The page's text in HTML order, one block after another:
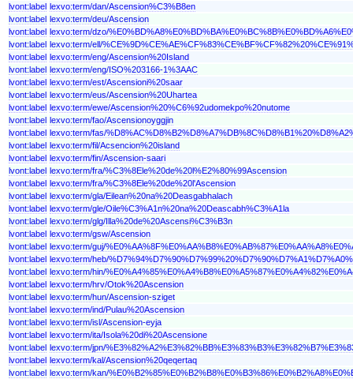
lvont:label lexvo:term/dan/Ascension%C3%B8en
lvont:label lexvo:term/deu/Ascension
lvont:label lexvo:term/dzo/
lvont:label lexvo:term/ell/
lvont:label lexvo:term/eng/Ascension%20Island
lvont:label lexvo:term/eng/ISO%203166-1%3AAC
lvont:label lexvo:term/est/Ascensioni%20saar
lvont:label lexvo:term/eus/Ascension%20Uhartea
lvont:label lexvo:term/ewe/Ascension%20%C6%92udomekpo%20nutome
lvont:label lexvo:term/fao/Ascensionoyggjin
lvont:label lexvo:term/fas/
lvont:label lexvo:term/fil/Acsencion%20island
lvont:label lexvo:term/fin/Ascension-saari
lvont:label lexvo:term/fra/%C3%8Ele%20de%20l%E2%80%99Ascension
lvont:label lexvo:term/fra/%C3%8Ele%20de%20l'Ascension
lvont:label lexvo:term/gla/Eilean%20na%20Deasgabhalach
lvont:label lexvo:term/gle/Oile%C3%A1n%20na%20Deascabh%C3%A1la
lvont:label lexvo:term/glg/Illa%20de%20Ascensi%C3%B3n
lvont:label lexvo:term/gsw/Ascension
lvont:label lexvo:term/guj/
lvont:label lexvo:term/heb/
lvont:label lexvo:term/hin/
lvont:label lexvo:term/hrv/Otok%20Ascension
lvont:label lexvo:term/hun/Ascension-sziget
lvont:label lexvo:term/ind/Pulau%20Ascension
lvont:label lexvo:term/isl/Ascension-eyja
lvont:label lexvo:term/ita/Isola%20di%20Ascensione
lvont:label lexvo:term/jpn/
lvont:label lexvo:term/kal/Ascension%20qeqertaq
lvont:label lexvo:term/kan/